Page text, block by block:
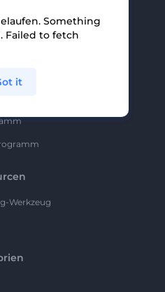
Werkzeug
Something
Failed to fetch
it